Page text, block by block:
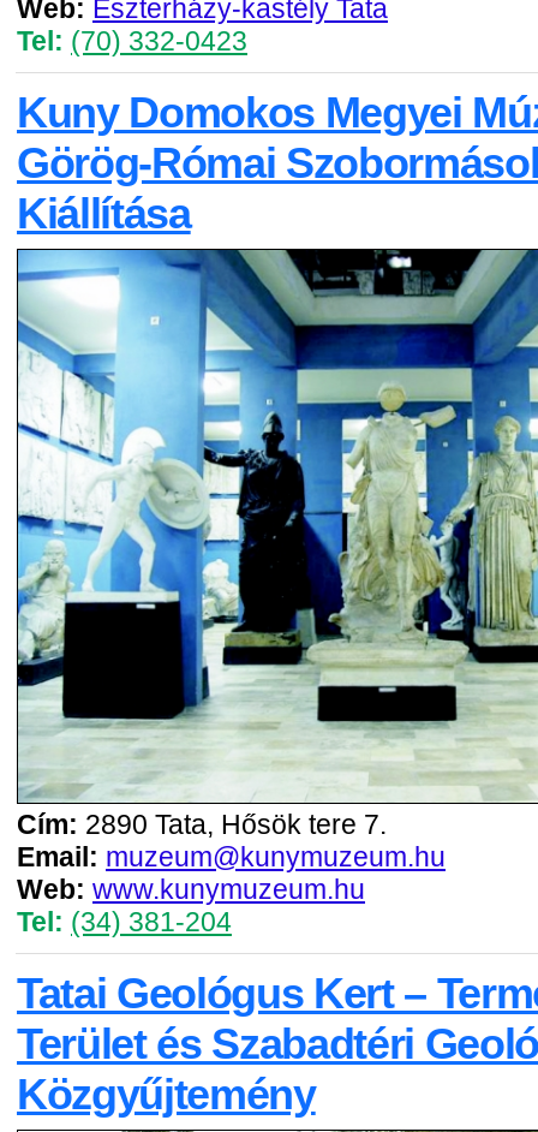
Web: Eszterházy-kastély Tata
Tel: (70) 332-0423
Kuny Domokos Megyei
Görög-Római
Kiállítása
Cím: 2890 Tata, Hősök tere 7.
Email: muzeum@kunymuzeum.hu
Web: www.kunymuzeum.hu
Tel: (34) 381-204
Tatai Geológus Kert –
Terület és Szabadtéri
Közgyűjtemény